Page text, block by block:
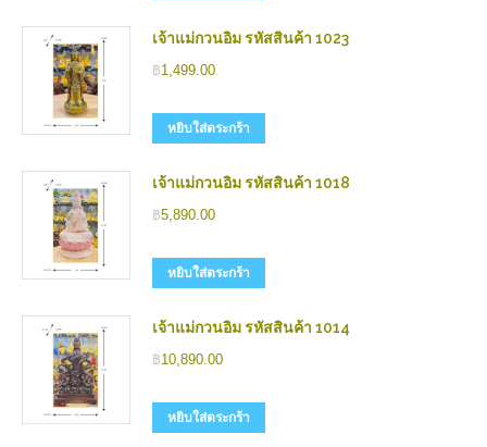
เจ้าแม่กวนอิม รหัสสินค้า 1023
฿1,499.00
หยิบใส่ตระกร้า
เจ้าแม่กวนอิม รหัสสินค้า 1018
฿5,890.00
หยิบใส่ตระกร้า
เจ้าแม่กวนอิม รหัสสินค้า 1014
฿10,890.00
หยิบใส่ตระกร้า